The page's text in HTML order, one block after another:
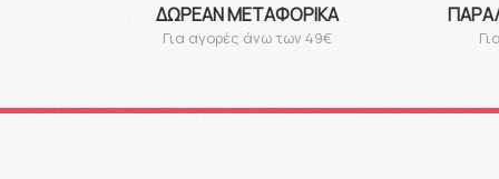
ΔΩΡΕΆΝ ΜΕΤΑΦΟΡΙΚΆ
Για αγορές άνω των 49€